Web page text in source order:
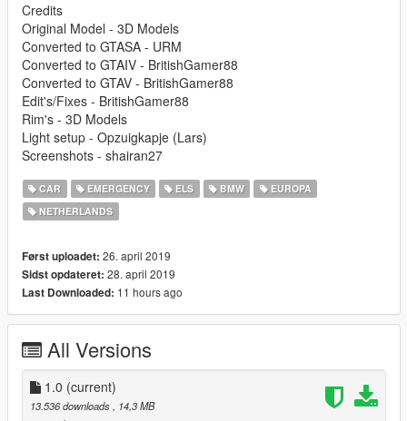
Credits
Original Model - 3D Models
Converted to GTASA - URM
Converted to GTAIV - BritishGamer88
Converted to GTAV - BritishGamer88
Edit's/Fixes - BritishGamer88
Rim's - 3D Models
Light setup - Opzuigkapje (Lars)
Screenshots - shairan27
CAR EMERGENCY ELS BMW
EUROPA
NETHERLANDS
Først uploadet: 26. april 2019
Sidst opdateret: 28. april 2019
Last Downloaded: 11 hours ago
All Versions
1.0 (current)
13.536 downloads, 14,3 MB